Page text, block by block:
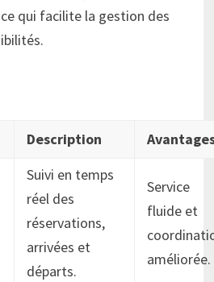
qui facilite la gestion des
Description
Suivi en temps
réel des
réservations,
arrivées et
départs.
Service
fluide et
améliorée.